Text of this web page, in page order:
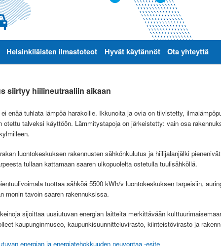
Helsinkiläisten ilmastoteot Hyvät käytännöt Ota yhteyttä
siirtyy hiilineutraaliin aikaan
enää tuhlata lämpöä harakoille. Ikkunoita ja ovia on tiivistetty,
otettu talveksi käyttöön. Lämmitystapoja on järkeistetty: vain osa
luontokeskuksen rakennusten sähkönkulutus ja hiilijalanjälki
tullaan kattamaan saaren ulkopuolelta ostetulla tuulisähköllä.
tuottaa sähköä 5500 kWh/v luontokeskuksen tarpeisiin,
monin tavoin saaren rakennuksissa.
sijoittaa uusiutuvan energian laitteita merkittävään
kaupunginmuseo, kaupunkisuunnitteluvirasto, kiinteistövirasto ja
energian ja energiatehokkuuden neuvontaa -esite